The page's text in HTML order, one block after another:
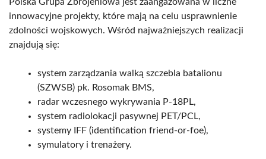
innowacyjne projekty, które mają na celu usprawnienie
zdolności wojskowych. Wśród najważniejszych realizacji
znajdują się:
system zarządzania walką szczebla batalionu
(SZWSB) pk. Rosomak BMS,
radar wczesnego wykrywania P-18PL,
system radiolokacji pasywnej PET/PCL,
systemy IFF (identification friend-or-foe),
symulatory i trenażery.